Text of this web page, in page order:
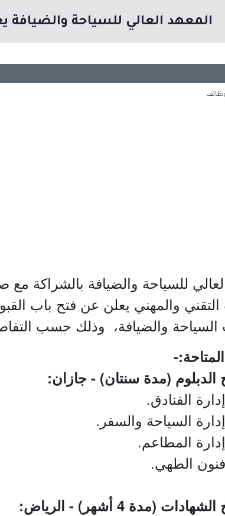
المعهد العالي للسياحة
للسياحة والضيافة بالشراكة
التقني والمهني يعلن عن فتح باب
السياحة والضيافة، وذلك حسب
الفنادق.
السياحة والسفر.
المطاعم.
الطهي.